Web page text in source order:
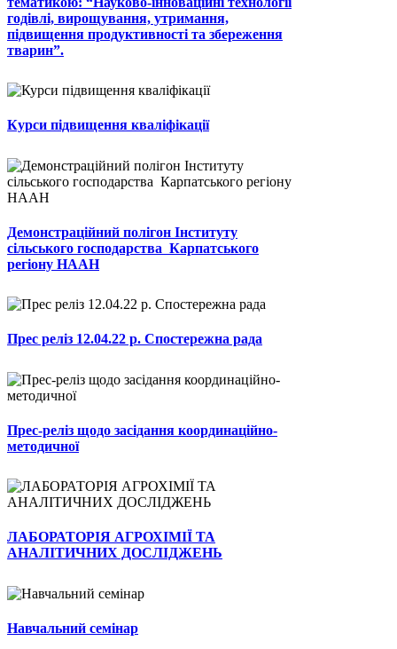
годівлі, вирощування, утримання,
підвищення продуктивності та збереження
тварин”.
Курси підвищення кваліфікації
Демонстраційний полігон Інституту
сільського господарства Карпатського
регіону НААН
Прес реліз 12.04.22 р. Спостережна рада
Прес-реліз щодо засідання координаційно-
методичної
ЛАБОРАТОРІЯ АГРОХІМІЇ ТА
АНАЛІТИЧНИХ ДОСЛІДЖЕНЬ
Навчальний семінар